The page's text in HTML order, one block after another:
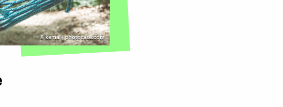
©kemai | photocase.com